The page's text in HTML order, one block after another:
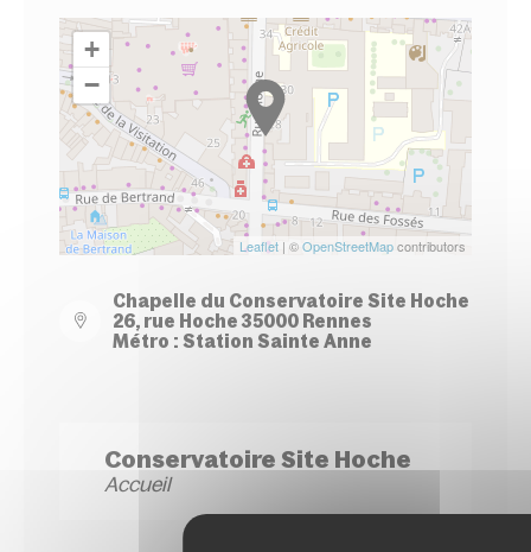
+
−
Leaflet | ©OpenStreetMapcontributors
Chapelle du Conservatoire Site Hoche
26, rue Hoche 35000 Rennes
Métro : Station Sainte Anne
Conservatoire Site Hoche
Accueil